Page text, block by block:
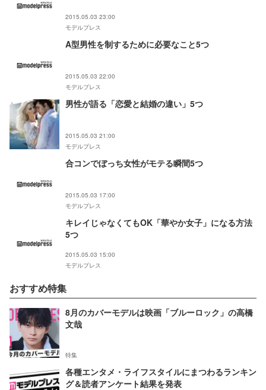
2015.05.03 23:00
モデルプレス
A型男性を制するために必要なこと5つ
2015.05.03 22:00
モデルプレス
男性が語る「恋愛と結婚の違い」5つ
2015.05.03 21:00
モデルプレス
合コンでぼっち女性がモテる瞬間5つ
2015.05.03 17:00
モデルプレス
キレイじゃなくてもOK「華やか女子」になる方法
5つ
2015.05.03 15:00
モデルプレス
おすすめ特集
8月のカバーモデルは映画「ブルーロック」の高橋
文哉
特集
各種エンタメ・ライフスタイルにまつわるランキン
グ＆読者アンケート結果を発表